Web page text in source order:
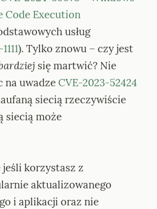
Code Execution
usług
). Tylko znowu – czy jest
się martwić? Nie
na uwadze CVE-2023-52424
siecią rzeczywiście
siecią może
korzystasz z
aktualizowanego
i aplikacji oraz nie